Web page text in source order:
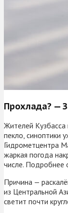
Прохлада? —
Жителей
пекло, синоптики
Гидрометцентра
жаркая погода
числе. Подробнее
Причина —
из Центральной
светит почти